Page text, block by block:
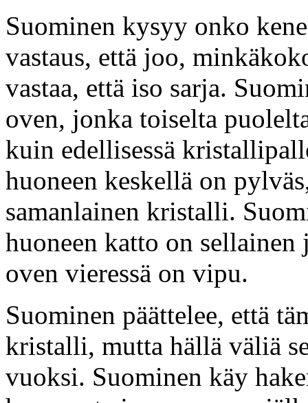
Suominen kysyy onko
vastaus, että joo,
vastaa, että iso sarja.
oven, jonka toiselta
kuin edellisessä
huoneen keskellä on
samanlainen kristalli.
huoneen katto on
oven vieressä on vipu.
Suominen päättelee, että
kristalli, mutta hällä väliä
vuoksi. Suominen käy